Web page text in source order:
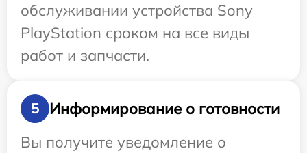
обслуживании устройства Sony
PlayStation сроком на все виды
работ и запчасти.
5
Информирование о готовности
Вы получите уведомление о